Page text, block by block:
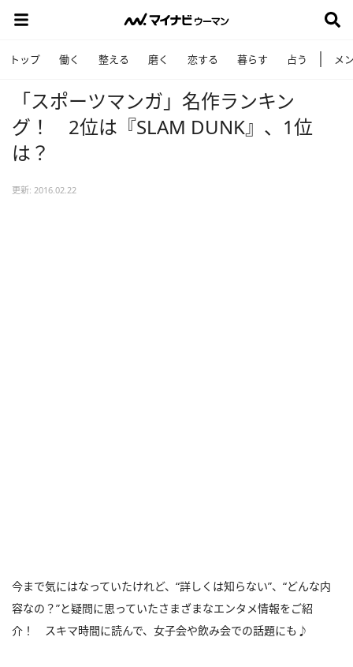
トップ 働く 整える 磨く 恋する 暮らす 占う メ
「スポーツマンガ」名作ランキン
グ！ 2位は『SLAM DUNK』、1位
は？
更新: 2016.02.22
今まで気にはなっていたけれど、“詳しくは知らない”、“どんな内
容なの？”と疑問に思っていたさまざまなエンタメ情報をご紹
介！ スキマ時間に読んで、女子会や飲み会での話題にも♪